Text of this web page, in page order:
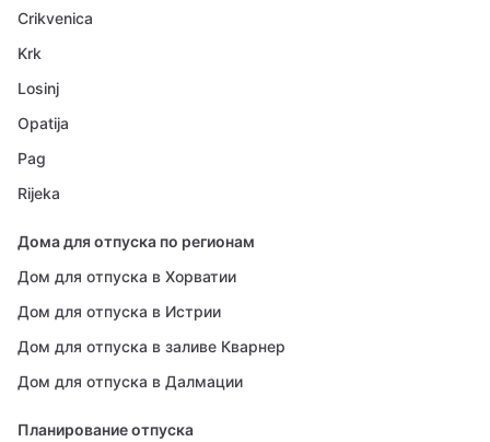
Crikvenica
Krk
Losinj
Opatija
Pag
Rijeka
Дома для отпуска по регионам
Дом для отпуска в Хорватии
Дом для отпуска в Истрии
Дом для отпуска в заливе Кварнер
Дом для отпуска в Далмации
Планирование отпуска